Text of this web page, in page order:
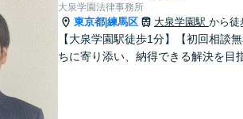
大泉学園法律事務所
東京都 練馬区 大泉学園駅 から徒
【大泉学園駅徒歩1分】【初回相談
ちに寄り添い、納得できる解決を目